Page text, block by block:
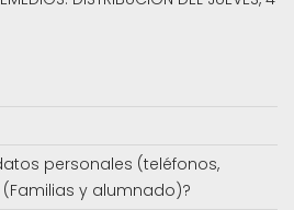
personales (teléfonos,
y alumnado)?